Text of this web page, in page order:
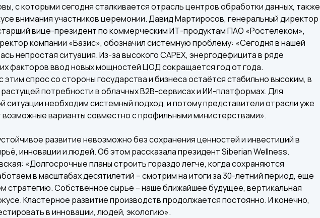
с которыми сегодня сталкивается отрасль центров обработки данных, также
внимания участников церемонии. Давид Мартиросов, генеральный директор
вице-президент по коммерческим ИТ-продуктам ПАО «Ростелеком»,
компании «Базис», обозначил системную проблему: «Сегодня в нашей
непростая ситуация. Из-за высокого CAPEX, энергодефицита в ряде
факторов ввод новых мощностей ЦОД сокращается год от года.
спрос со стороны государства и бизнеса остаётся стабильно высоким, в
потребности в облачных B2B-сервисах и ИИ-платформах. Для
ситуации необходим системный подход, и потому представители отрасли уже
варианты совместно с профильными министерствами».
развитие невозможно без сохранения ценностей и инвестиций в
инновации и людей. Об этом рассказала президент Siberian Wellness.
«Долгосрочные планы строить гораздо легче, когда сохраняются
в масштабах десятилетий – смотрим на итоги за 30-летний период, еще
стратегию. Собственное сырье – наше ближайшее будущее, вертикальная
Кластерное развитие производств продолжается постоянно. И конечно,
в инновации, людей, экологию».